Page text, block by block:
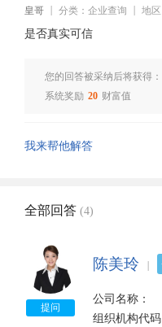
皇哥 分类：企业查询 地
是否真实可信
您的回答被采纳后将获得：
系统奖励 20 财富值
我来帮他解答
全部回答 (4)
提问
陈美玲
公司名称：	柳州市爱民餐饮管理有限公司
组织机构代码：